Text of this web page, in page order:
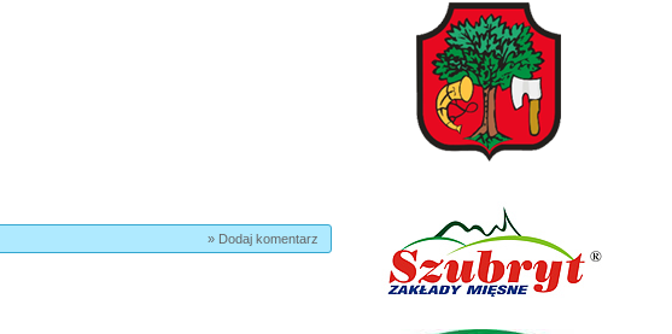
» Dodaj komentarz